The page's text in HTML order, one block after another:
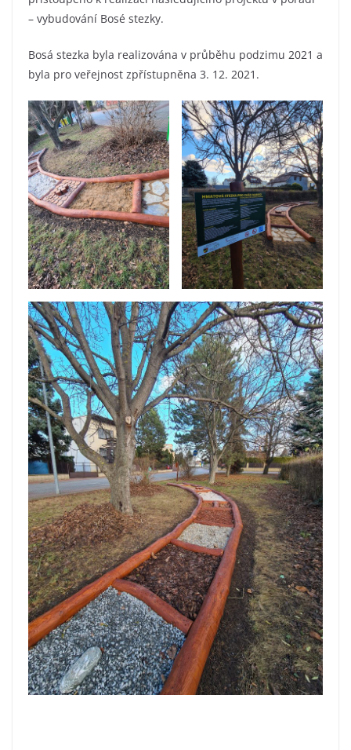
– vybudování Bosé stezky.
Bosá stezka byla realizována v průběhu podzimu 2021 a
byla pro veřejnost zpřístupněna 3. 12. 2021.